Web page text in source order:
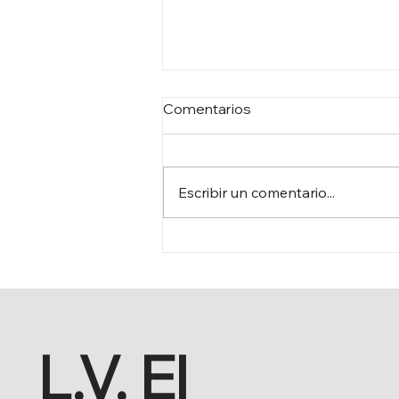
Comentarios
Escribir un comentario...
L.V. El